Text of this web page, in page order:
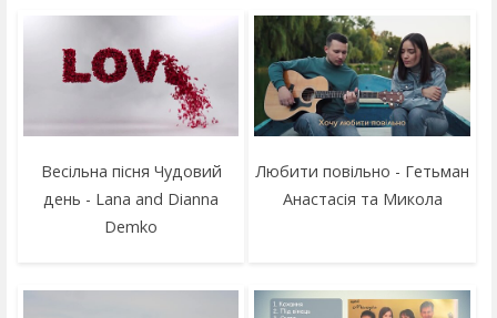
Весільна пісня Чудовий
день - Lana and Dianna
Demko
Любити повільно - Гетьман
Анастасія та Микола